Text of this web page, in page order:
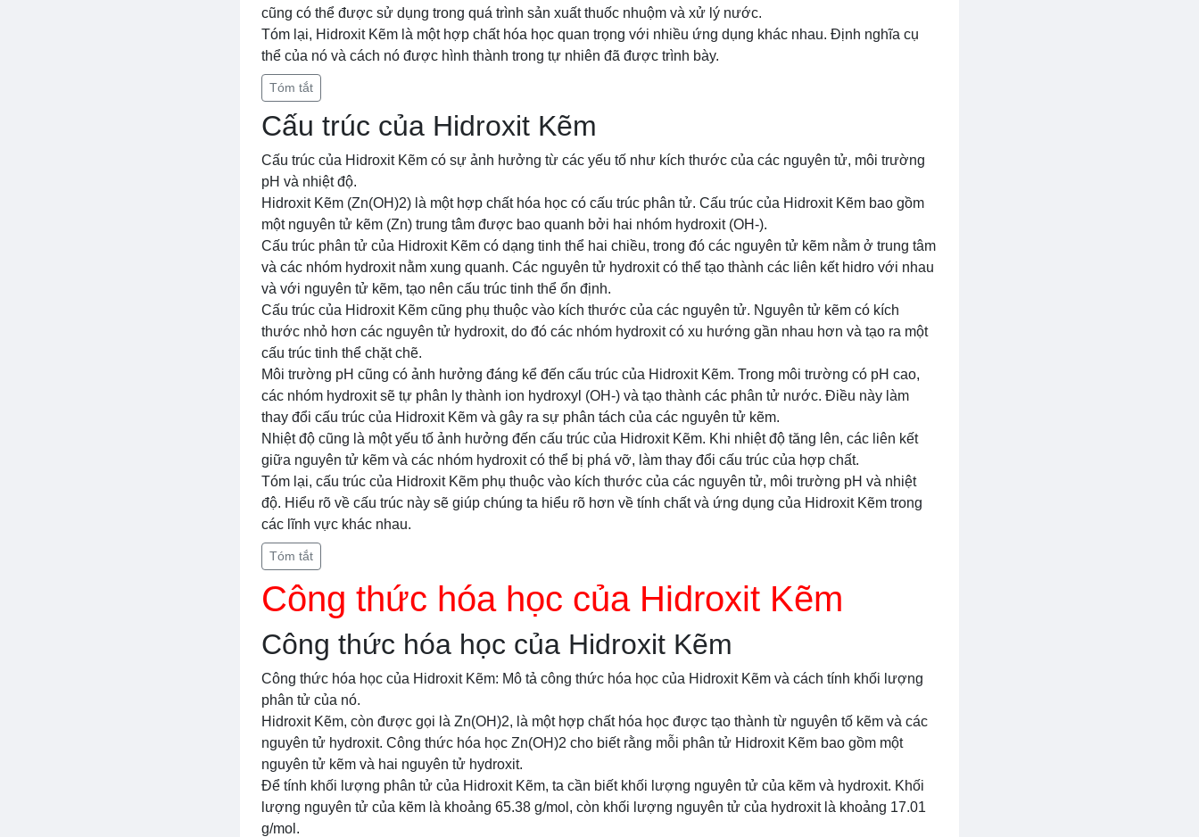
cũng có thể được sử dụng trong quá trình sản xuất thuốc nhuộm và xử lý nước.
Tóm lại, Hidroxit Kẽm là một hợp chất hóa học quan trọng với nhiều ứng dụng khác nhau. Định nghĩa cụ
thể của nó và cách nó được hình thành trong tự nhiên đã được trình bày.
Tóm tắt
Cấu trúc của Hidroxit Kẽm
Cấu trúc của Hidroxit Kẽm có sự ảnh hưởng từ các yếu tố như kích thước của các nguyên tử, môi trường
pH và nhiệt độ.
Hidroxit Kẽm (Zn(OH)2) là một hợp chất hóa học có cấu trúc phân tử. Cấu trúc của Hidroxit Kẽm bao gồm
một nguyên tử kẽm (Zn) trung tâm được bao quanh bởi hai nhóm hydroxit (OH-).
Cấu trúc phân tử của Hidroxit Kẽm có dạng tinh thể hai chiều, trong đó các nguyên tử kẽm nằm ở trung tâm
và các nhóm hydroxit nằm xung quanh. Các nguyên tử hydroxit có thể tạo thành các liên kết hidro với nhau
và với nguyên tử kẽm, tạo nên cấu trúc tinh thể ổn định.
Cấu trúc của Hidroxit Kẽm cũng phụ thuộc vào kích thước của các nguyên tử. Nguyên tử kẽm có kích
thước nhỏ hơn các nguyên tử hydroxit, do đó các nhóm hydroxit có xu hướng gần nhau hơn và tạo ra một
cấu trúc tinh thể chặt chẽ.
Môi trường pH cũng có ảnh hưởng đáng kể đến cấu trúc của Hidroxit Kẽm. Trong môi trường có pH cao,
các nhóm hydroxit sẽ tự phân ly thành ion hydroxyl (OH-) và tạo thành các phân tử nước. Điều này làm
thay đổi cấu trúc của Hidroxit Kẽm và gây ra sự phân tách của các nguyên tử kẽm.
Nhiệt độ cũng là một yếu tố ảnh hưởng đến cấu trúc của Hidroxit Kẽm. Khi nhiệt độ tăng lên, các liên kết
giữa nguyên tử kẽm và các nhóm hydroxit có thể bị phá vỡ, làm thay đổi cấu trúc của hợp chất.
Tóm lại, cấu trúc của Hidroxit Kẽm phụ thuộc vào kích thước của các nguyên tử, môi trường pH và nhiệt
độ. Hiểu rõ về cấu trúc này sẽ giúp chúng ta hiểu rõ hơn về tính chất và ứng dụng của Hidroxit Kẽm trong
các lĩnh vực khác nhau.
Tóm tắt
Công thức hóa học của Hidroxit Kẽm
Công thức hóa học của Hidroxit Kẽm
Công thức hóa học của Hidroxit Kẽm: Mô tả công thức hóa học của Hidroxit Kẽm và cách tính khối lượng
phân tử của nó.
Hidroxit Kẽm, còn được gọi là Zn(OH)2, là một hợp chất hóa học được tạo thành từ nguyên tố kẽm và các
nguyên tử hydroxit. Công thức hóa học Zn(OH)2 cho biết rằng mỗi phân tử Hidroxit Kẽm bao gồm một
nguyên tử kẽm và hai nguyên tử hydroxit.
Để tính khối lượng phân tử của Hidroxit Kẽm, ta cần biết khối lượng nguyên tử của kẽm và hydroxit. Khối
lượng nguyên tử của kẽm là khoảng 65.38 g/mol, còn khối lượng nguyên tử của hydroxit là khoảng 17.01
g/mol.